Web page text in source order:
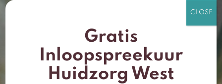
Gratis
Inloopspreekuur
Huidzorg West